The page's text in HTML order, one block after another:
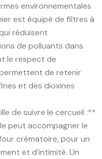
environnementales
est équipé de filtres à
réduisent
de polluants dans
le respect de
de retenir
et des dioxines
de suivre le cercueil :**
peut accompagner le
crématoire, pour un
et d’intimité. Un